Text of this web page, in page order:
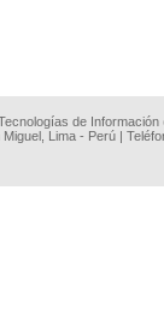
de
Lima - Perú |